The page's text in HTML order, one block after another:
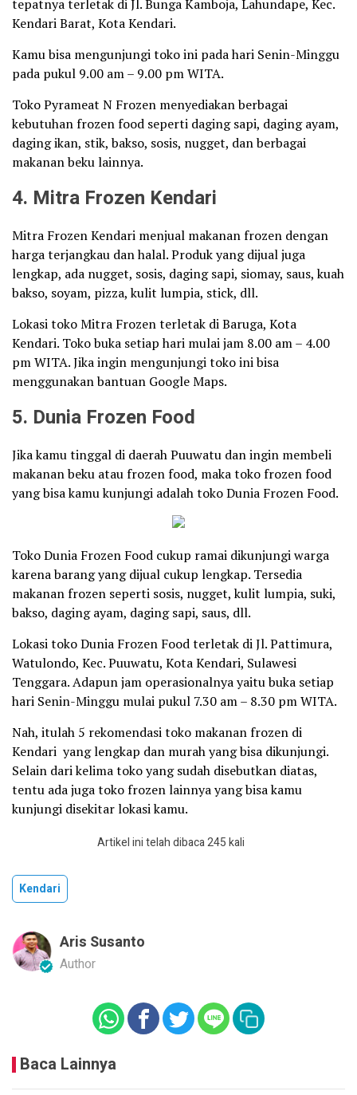
tepatnya terletak di Jl. Bunga Kamboja, Lahundape, Kec.
Kendari Barat, Kota Kendari.
Kamu bisa mengunjungi toko ini pada hari Senin-Minggu
pada pukul 9.00 am – 9.00 pm WITA.
Toko Pyrameat N Frozen menyediakan berbagai
kebutuhan frozen food seperti daging sapi, daging ayam,
daging ikan, stik, bakso, sosis, nugget, dan berbagai
makanan beku lainnya.
4. Mitra Frozen Kendari
Mitra Frozen Kendari menjual makanan frozen dengan
harga terjangkau dan halal. Produk yang dijual juga
lengkap, ada nugget, sosis, daging sapi, siomay, saus, kuah
bakso, soyam, pizza, kulit lumpia, stick, dll.
Lokasi toko Mitra Frozen terletak di Baruga, Kota
Kendari. Toko buka setiap hari mulai jam 8.00 am – 4.00
pm WITA. Jika ingin mengunjungi toko ini bisa
menggunakan bantuan Google Maps.
5. Dunia Frozen Food
Jika kamu tinggal di daerah Puuwatu dan ingin membeli
makanan beku atau frozen food, maka toko frozen food
yang bisa kamu kunjungi adalah toko Dunia Frozen Food.
Toko Dunia Frozen Food cukup ramai dikunjungi warga
karena barang yang dijual cukup lengkap. Tersedia
makanan frozen seperti sosis, nugget, kulit lumpia, suki,
bakso, daging ayam, daging sapi, saus, dll.
Lokasi toko Dunia Frozen Food terletak di Jl. Pattimura,
Watulondo, Kec. Puuwatu, Kota Kendari, Sulawesi
Tenggara. Adapun jam operasionalnya yaitu buka setiap
hari Senin-Minggu mulai pukul 7.30 am – 8.30 pm WITA.
Nah, itulah 5 rekomendasi toko makanan frozen di
Kendari yang lengkap dan murah yang bisa dikunjungi.
Selain dari kelima toko yang sudah disebutkan diatas,
tentu ada juga toko frozen lainnya yang bisa kamu
kunjungi disekitar lokasi kamu.
Artikel ini telah dibaca 245 kali
Kendari
Aris Susanto
Author
Baca Lainnya